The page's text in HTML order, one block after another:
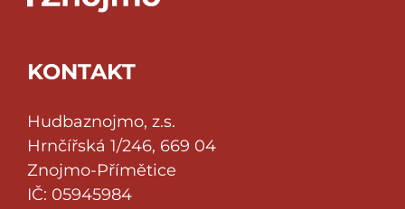
KONTAKT
Hudbaznojmo, z.s.
Hrnčířská 1/246, 669 04
Znojmo-Přímětice
IČ: 05945984